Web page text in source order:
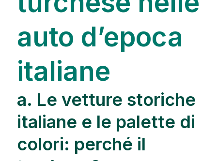
auto d’epoca
italiane
a. Le vetture storiche
italiane e le palette di
colori: perché il